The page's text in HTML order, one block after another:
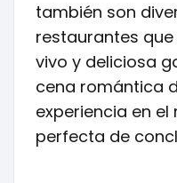
también son
restaurantes
vivo y deliciosa
cena romántica
experiencia en
perfecta de